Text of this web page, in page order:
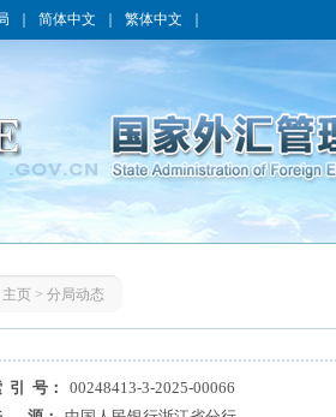
简体中文 繁体中文
主页> 分局动态
引 号：
00248413-3-2025-00066